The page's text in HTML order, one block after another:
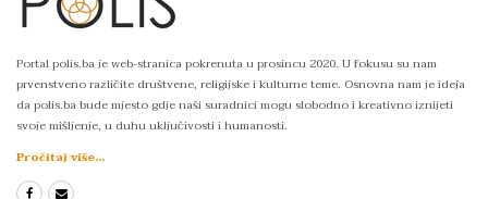
Portal polis.ba je web-stranica pokrenuta u prosincu 2020. U fokusu su nam
prvenstveno različite društvene, religijske i kulturne teme. Osnovna nam je ideja
da polis.ba bude mjesto gdje naši suradnici mogu slobodno i kreativno iznijeti
svoje mišljenje, u duhu uključivosti i humanosti.
Pročitaj više...